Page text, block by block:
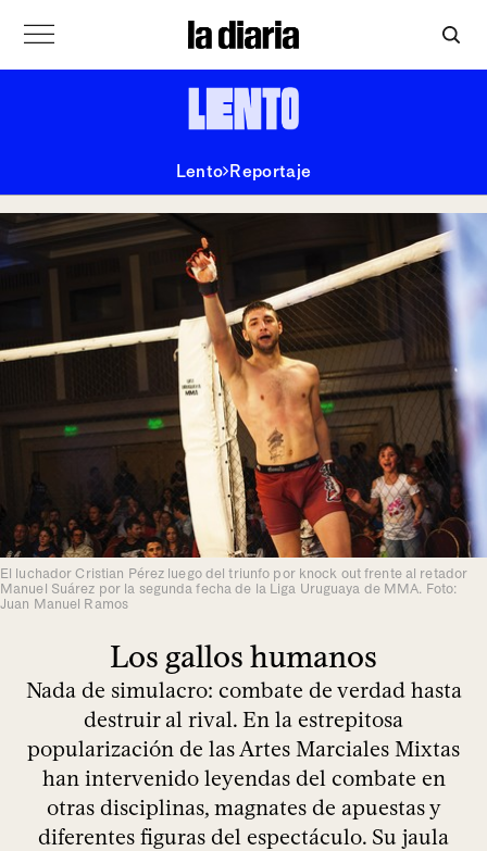
Lento Reportaje
El luchador Cristian Pérez luego del triunfo por knock out frente al retador
Manuel Suárez por la segunda fecha de la Liga Uruguaya de MMA. Foto:
Juan Manuel Ramos
Los gallos humanos
Nada de simulacro: combate de verdad hasta
destruir al rival. En la estrepitosa
popularización de las Artes Marciales Mixtas
han intervenido leyendas del combate en
otras disciplinas, magnates de apuestas y
diferentes figuras del espectáculo. Su jaula